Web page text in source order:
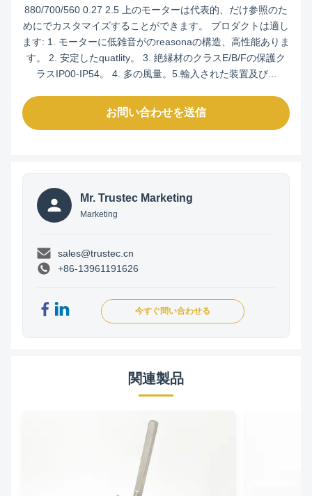
880/700/560 0.27 2.5 上のモーターは代表的、だけ参照のた
めにでカスタマイズすることができます。 プロダクトは適し
ます: 1. モーターに低雑音がのreasonaの構造、高性能ありま
す。 2. 安定したquatlity。 3. 絶縁材のクラスE/B/Fの保護ク
ラスIP00-IP54。 4. 多の風量。5.輸入された装置及び...
お問い合わせを送信
Mr. Trustec Marketing
Marketing
sales@trustec.cn
+86-13961191626
今すぐ問い合わせる
関連製品